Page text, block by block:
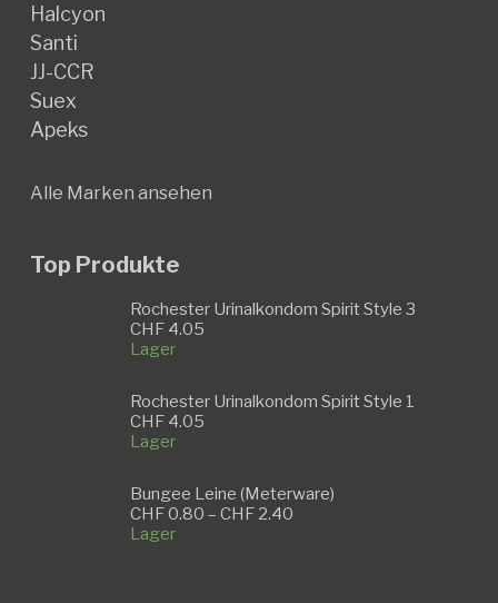
Halcyon
Santi
JJ-CCR
Suex
Apeks
Alle Marken ansehen
Top Produkte
Rochester Urinalkondom Spirit Style 3
CHF4.05
Lager
Rochester Urinalkondom Spirit Style 1
CHF4.05
Lager
Bungee Leine (Meterware)
CHF0.80 – CHF2.40Preisspanne:
Lager